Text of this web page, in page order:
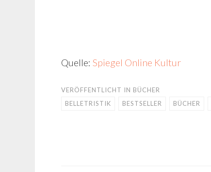
Quelle: Spiegel Online Kultur
VERÖFFENTLICHT IN BÜCHER
BELLETRISTIK
BESTSELLER BÜCHER